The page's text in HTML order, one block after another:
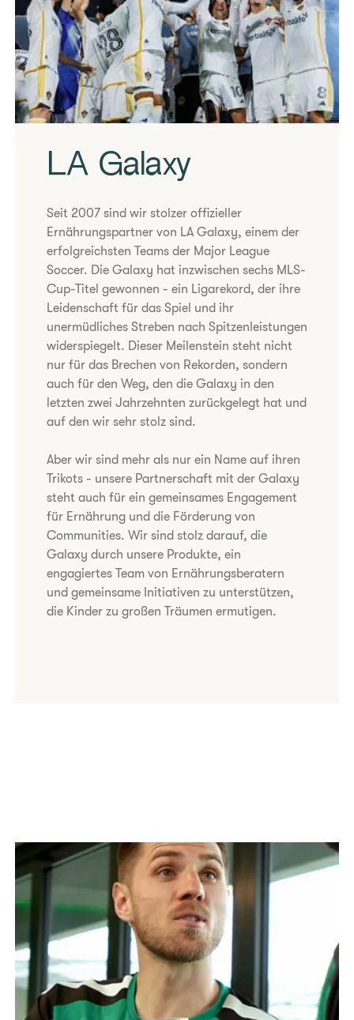
​LA Galaxy
Seit 2007 sind wir stolzer offizieller
Ernährungspartner von LA Galaxy, einem der
erfolgreichsten Teams der Major League
Soccer. Die Galaxy hat inzwischen sechs MLS-
Cup-Titel gewonnen - ein Ligarekord, der ihre
Leidenschaft für das Spiel und ihr
unermüdliches Streben nach Spitzenleistungen
widerspiegelt. Dieser Meilenstein steht nicht
nur für das Brechen von Rekorden, sondern
auch für den Weg, den die Galaxy in den
letzten zwei Jahrzehnten zurückgelegt hat und
auf den wir sehr stolz sind.
Aber wir sind mehr als nur ein Name auf ihren
Trikots - unsere Partnerschaft mit der Galaxy
steht auch für ein gemeinsames Engagement
für Ernährung und die Förderung von
Communities. Wir sind stolz darauf, die
Galaxy durch unsere Produkte, ein
engagiertes Team von Ernährungsberatern
und gemeinsame Initiativen zu unterstützen,
die Kinder zu großen Träumen ermutigen.